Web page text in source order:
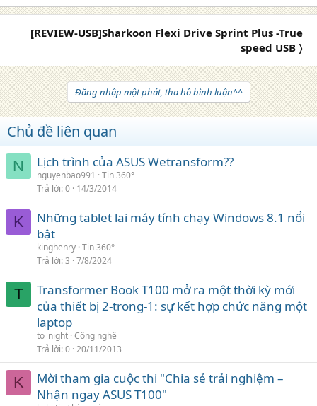
n
[REVIEW-USB]Sharkoon Flexi Drive Sprint Plus -True
speed USB 〉
Đăng nhập một phát, tha hồ bình luận^^
Chủ đề liên quan
N Lịch trình của ASUS Wetransform??
nguyenbao991
Tin 360°
Trả lời 0 14/3/2014
K
Những tablet lai máy tính chạy Windows 8.1 nổi
bật
kinghenry Tin 360°
Trả lời 3 7/8/2024
T
Transformer Book T100 mở ra một thời kỳ mới
của thiết bị 2-trong-1: sự kết hợp chức năng một
laptop
to_night Công nghệ
Trả lời 0 20/11/2013
K
Mời tham gia cuộc thi "Chia sẻ trải nghiệm –
Nhận ngay ASUS T100"